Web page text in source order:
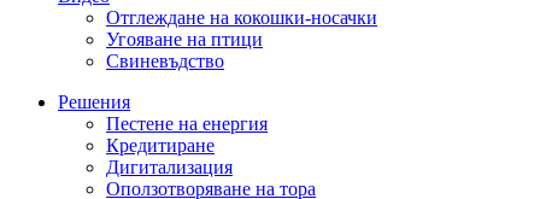
Отглеждане на кокошки-носачки
Угояване на птици
Свиневъдство
Решения
Пестене на енергия
Кредитиране
Дигитализация
Оползотворяване на тора